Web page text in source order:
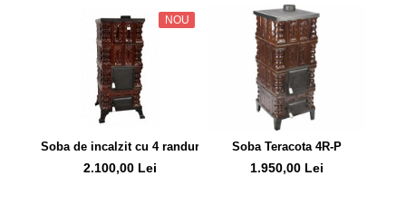
NOU
Soba de incalzit cu 4 randuri si plita
2.100,00 Lei
Soba Teracota 4R-P
1.950,00 Lei